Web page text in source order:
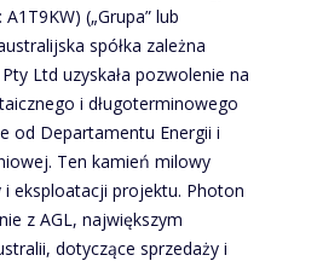
A1T9KW) („Grupa” lub
spółka zależna
Ltd uzyskała pozwolenie na
i długoterminowego
od Departamentu Energii i
Ten kamień milowy
eksploatacji projektu. Photon
z AGL, największym
dotyczące sprzedaży i